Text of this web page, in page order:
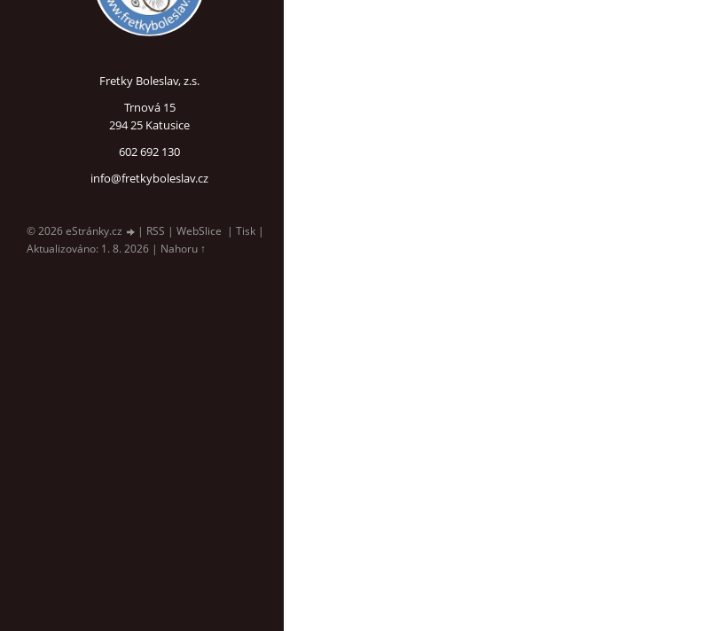
Fretky Boleslav, z.s.
Trnová 15
294 25 Katusice
602 692 130
info@fretkyboleslav.cz
© 2026 eStránky.cz | RSS | WebSlice | Tisk |
Aktualizováno: 1. 8. 2026 | Nahoru ↑